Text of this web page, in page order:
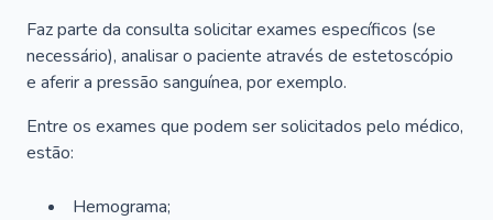
Faz parte da consulta solicitar exames específicos (se
necessário), analisar o paciente através de estetoscópio
e aferir a pressão sanguínea, por exemplo.
Entre os exames que podem ser solicitados pelo médico,
estão:
Hemograma;